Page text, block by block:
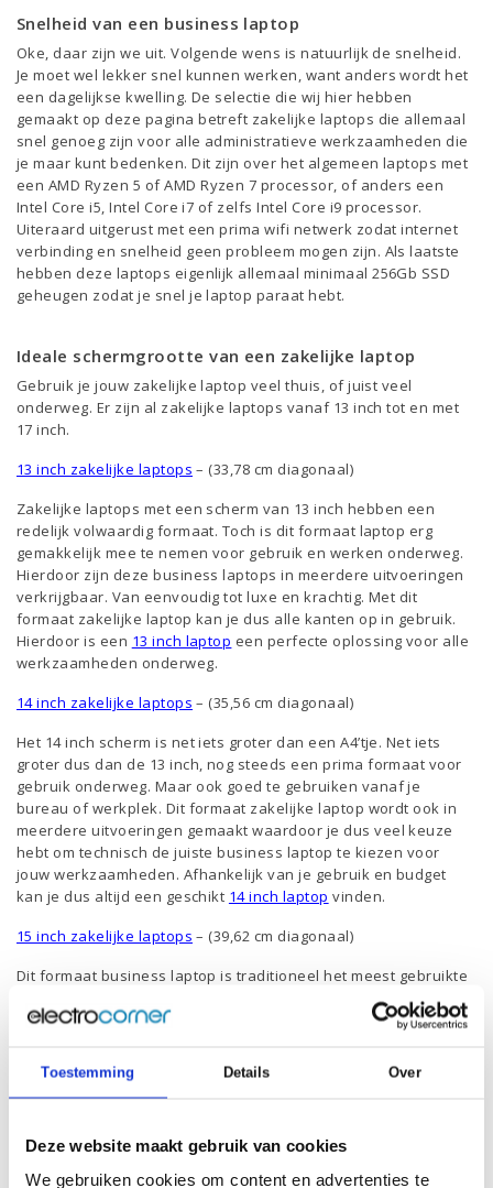
Toestemming Details Over
Deze website maakt gebruik van cookies
We gebruiken cookies om content en advertenties te
Snelheid van een business laptop
Oke, daar zijn we uit. Volgende wens is natuurlijk de snelheid.
Je moet wel lekker snel kunnen werken, want anders wordt het
een dagelijkse kwelling. De selectie die wij hier hebben
gemaakt op deze pagina betreft zakelijke laptops die allemaal
snel genoeg zijn voor alle administratieve werkzaamheden die
je maar kunt bedenken. Dit zijn over het algemeen laptops met
een AMD Ryzen 5 of AMD Ryzen 7 processor, of anders een
Intel Core i5, Intel Core i7 of zelfs Intel Core i9 processor.
Uiteraard uitgerust met een prima wifi netwerk zodat internet
verbinding en snelheid geen probleem mogen zijn. Als laatste
hebben deze laptops eigenlijk allemaal minimaal 256Gb SSD
geheugen zodat je snel je laptop paraat hebt.
Ideale schermgrootte van een zakelijke laptop
Gebruik je jouw zakelijke laptop veel thuis, of juist veel
onderweg. Er zijn al zakelijke laptops vanaf 13 inch tot en met
17 inch.
13 inch zakelijke laptops – (33,78 cm diagonaal)
Zakelijke laptops met een scherm van 13 inch hebben een
redelijk volwaardig formaat. Toch is dit formaat laptop erg
gemakkelijk mee te nemen voor gebruik en werken onderweg.
Hierdoor zijn deze business laptops in meerdere uitvoeringen
verkrijgbaar. Van eenvoudig tot luxe en krachtig. Met dit
formaat zakelijke laptop kan je dus alle kanten op in gebruik.
Hierdoor is een 13 inch laptop een perfecte oplossing voor alle
werkzaamheden onderweg.
14 inch zakelijke laptops – (35,56 cm diagonaal)
Het 14 inch scherm is net iets groter dan een A4’tje. Net iets
groter dus dan de 13 inch, nog steeds een prima formaat voor
gebruik onderweg. Maar ook goed te gebruiken vanaf je
bureau of werkplek. Dit formaat zakelijke laptop wordt ook in
meerdere uitvoeringen gemaakt waardoor je dus veel keuze
hebt om technisch de juiste business laptop te kiezen voor
jouw werkzaamheden. Afhankelijk van je gebruik en budget
kan je dus altijd een geschikt 14 inch laptop vinden.
15 inch zakelijke laptops – (39,62 cm diagonaal)
Dit formaat business laptop is traditioneel het meest gebruikte
formaat. Prima voor werken vanaf je bureau of werkplek.
Zakelijke laptops met een schermgrootte van 15 inch zijn
steeds geschikt om mee te nemen en onderweg te werken. Ook
dit formaat business laptop is verkrijgbaar in heel veel
jouw wensen. Van eenvoudig tot de meest veeleisende
werkzaamheden.